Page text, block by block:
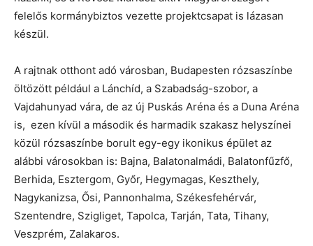
felelős kormánybiztos vezette projektcsapat is lázasan
készül.
A rajtnak otthont adó városban, Budapesten rózsaszínbe
öltözött például a Lánchíd, a Szabadság-szobor, a
Vajdahunyad vára, de az új Puskás Aréna és a Duna Aréna
is, ezen kívül a második és harmadik szakasz helyszínei
közül rózsaszínbe borult egy-egy ikonikus épület az
alábbi városokban is: Bajna, Balatonalmádi, Balatonfűzfő,
Berhida, Esztergom, Győr, Hegymagas, Keszthely,
Nagykanizsa, Ősi, Pannonhalma, Székesfehérvár,
Szentendre, Szigliget, Tapolca, Tarján, Tata, Tihany,
Veszprém, Zalakaros.